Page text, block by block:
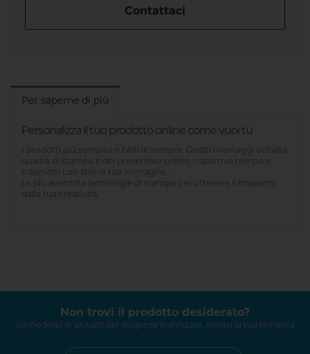
Contattaci
Per saperne di più
Personalizza il tuo prodotto online come vuoi tu
I prodotti più semplici e belli di sempre. Goditi i vantaggi dell'alta
qualità di stampa e del preventivo online, risparmia tempo e
trasmetti con stile la tua immagine.
Le più avanzate tecnologie di stampa per ottenere il massimo
dalla tua creatività.
Non trovi il prodotto desiderato?
Siamo felici di aiutarti per esigenze individuali, inviaci la tua richiesta